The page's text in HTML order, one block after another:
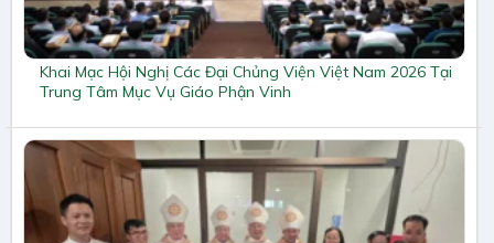
Khai Mạc Hội Nghị Các Đại Chủng Viện Việt Nam 2026 Tại
Trung Tâm Mục Vụ Giáo Phận Vinh